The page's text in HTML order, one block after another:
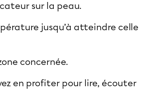
sur la peau.
jusqu’à atteindre celle
concernée.
en profiter pour lire, écouter